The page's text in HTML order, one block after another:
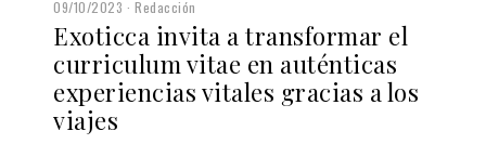
09/10/2023 Redacción
Exoticca invita a transformar el
curriculum vitae en auténticas
experiencias vitales gracias a los
viajes